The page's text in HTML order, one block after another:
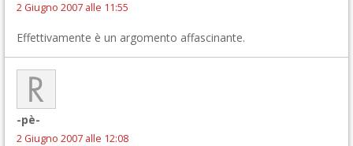
2 Giugno 2007 alle 11:55
Effettivamente è un argomento affascinante.
-pè-
2 Giugno 2007 alle 12:08